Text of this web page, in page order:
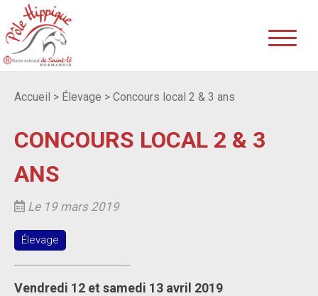
Accueil > Élevage > Concours local 2 & 3 ans
CONCOURS LOCAL 2 & 3
ANS
Le 19 mars 2019
Élevage
Vendredi 12 et samedi 13 avril 2019